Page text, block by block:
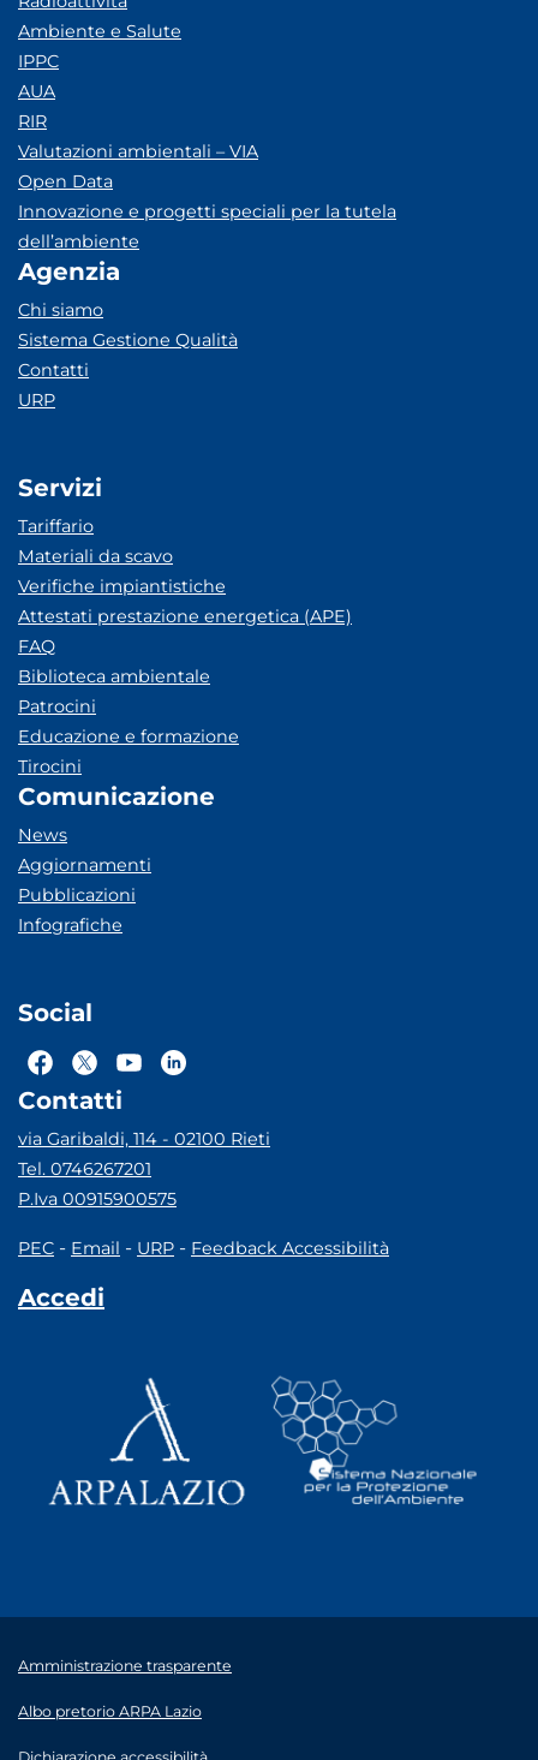
Ambiente e Salute
IPPC
AUA
RIR
Valutazioni ambientali – VIA
Open Data
Innovazione e progetti speciali per la tutela
dell’ambiente
Agenzia
Chi siamo
Sistema Gestione Qualità
Contatti
URP
Servizi
Tariffario
Materiali da scavo
Verifiche impiantistiche
Attestati prestazione energetica (APE)
FAQ
Biblioteca ambientale
Patrocini
Educazione e formazione
Tirocini
Comunicazione
News
Aggiornamenti
Pubblicazioni
Infografiche
Social
Contatti
via Garibaldi, 114 - 02100 Rieti
Tel. 0746267201
P.Iva 00915900575
PEC - Email - URP - Feedback Accessibilità
Accedi
Amministrazione trasparente
Albo pretorio ARPA Lazio